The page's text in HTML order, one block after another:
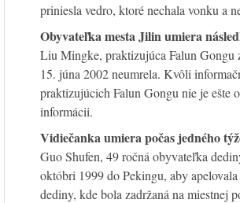
priniesla vedro, ktoré nechala vonku a
Obyvateľka mesta Jilin umiera
Liu Mingke, praktizujúca Falun Gongu
15. júna 2002 neumrela. Kvôli
praktizujúcich Falun Gongu nie je ešte
informácii.
Vidiečanka umiera počas jedného
Guo Shufen, 49 ročná obyvateľka
októbri 1999 do Pekingu, aby
dediny, kde bola zadržaná na miestnej